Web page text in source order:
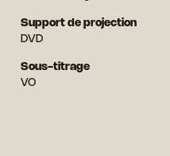
Support de projection
DVD
Sous-titrage
VO